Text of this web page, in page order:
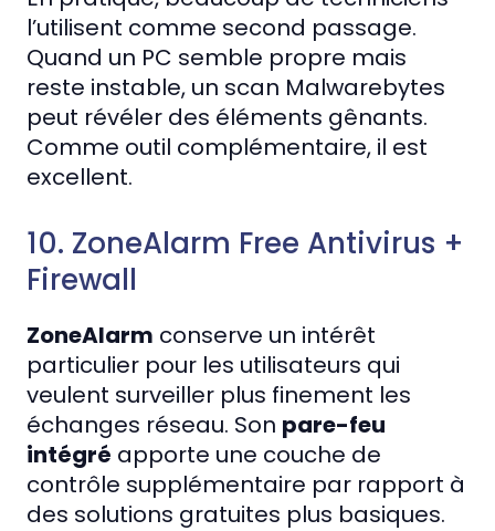
l’utilisent comme second passage.
Quand un PC semble propre mais
reste instable, un scan Malwarebytes
peut révéler des éléments gênants.
Comme outil complémentaire, il est
excellent.
10. ZoneAlarm Free Antivirus +
Firewall
ZoneAlarm conserve un intérêt
particulier pour les utilisateurs qui
veulent surveiller plus finement les
échanges réseau. Son pare-feu
intégré apporte une couche de
contrôle supplémentaire par rapport à
des solutions gratuites plus basiques.